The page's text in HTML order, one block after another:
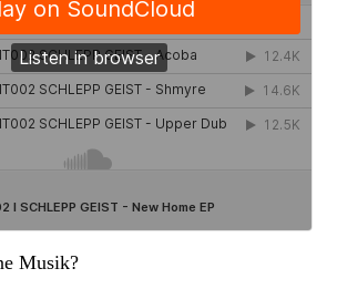
Musik?